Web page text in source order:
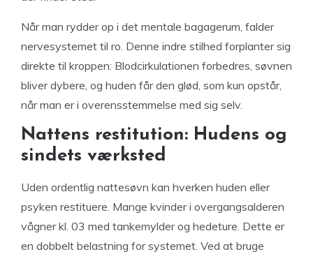
Når man rydder op i det mentale bagagerum, falder
nervesystemet til ro. Denne indre stilhed forplanter sig
direkte til kroppen: Blodcirkulationen forbedres, søvnen
bliver dybere, og huden får den glød, som kun opstår,
når man er i overensstemmelse med sig selv.
Nattens restitution: Hudens og
sindets værksted
Uden ordentlig nattesøvn kan hverken huden eller
psyken restituere. Mange kvinder i overgangsalderen
vågner kl. 03 med tankemylder og hedeture. Dette er
en dobbelt belastning for systemet. Ved at bruge